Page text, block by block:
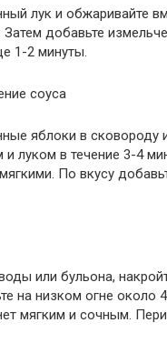
лук и обжаривайте
Затем добавьте
1-2 минуты.
соуса
яблоки в сковороду
луком в течение 3-4
По вкусу
или бульона,
на низком огне около
мягким и сочным.